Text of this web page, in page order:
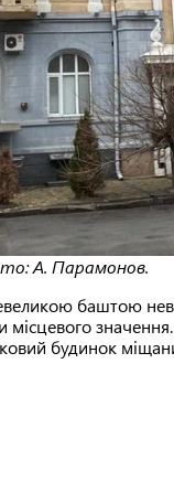
А. Парамонов.
баштою
місцевого
будинок